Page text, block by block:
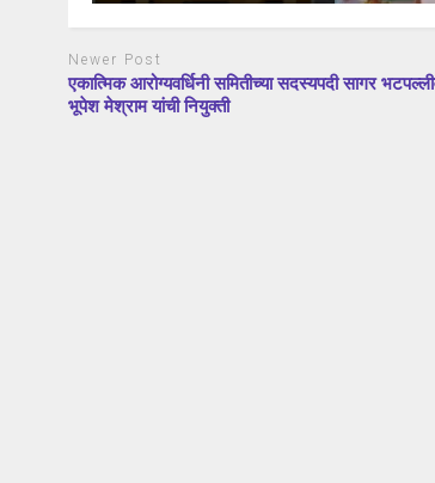
Newer Post
एकात्मिक आरोग्यवर्धिनी समितीच्या सदस्यपदी सागर
भूपेश मेश्राम यांची नियुक्ती